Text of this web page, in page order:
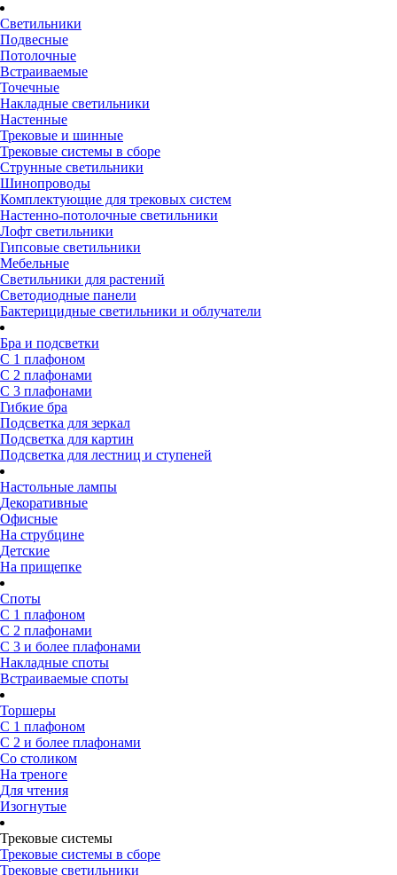
Светильники
Подвесные
Потолочные
Встраиваемые
Точечные
Накладные светильники
Настенные
Трековые и шинные
Трековые системы в сборе
Струнные светильники
Шинопроводы
Комплектующие для трековых систем
Настенно-потолочные светильники
Лофт светильники
Гипсовые светильники
Мебельные
Светильники для растений
Светодиодные панели
Бактерицидные светильники и облучатели
Бра и подсветки
С 1 плафоном
С 2 плафонами
С 3 плафонами
Гибкие бра
Подсветка для зеркал
Подсветка для картин
Подсветка для лестниц и ступеней
Настольные лампы
Декоративные
Офисные
На струбцине
Детские
На прищепке
Споты
С 1 плафоном
С 2 плафонами
С 3 и более плафонами
Накладные споты
Встраиваемые споты
Торшеры
С 1 плафоном
С 2 и более плафонами
Со столиком
На треноге
Для чтения
Изогнутые
Трековые системы
Трековые системы в сборе
Трековые светильники